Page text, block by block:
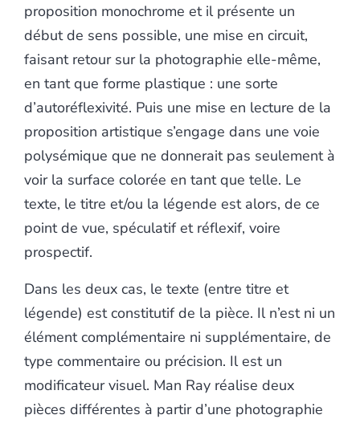
proposition monochrome et il présente un
début de sens possible, une mise en circuit,
faisant retour sur la photographie elle-même,
en tant que forme plastique : une sorte
d’autoréflexivité. Puis une mise en lecture de la
proposition artistique s’engage dans une voie
polysémique que ne donnerait pas seulement à
voir la surface colorée en tant que telle. Le
texte, le titre et/ou la légende est alors, de ce
point de vue, spéculatif et réflexif, voire
prospectif.
Dans les deux cas, le texte (entre titre et
légende) est constitutif de la pièce. Il n’est ni un
élément complémentaire ni supplémentaire, de
type commentaire ou précision. Il est un
modificateur visuel. Man Ray réalise deux
pièces différentes à partir d’une photographie